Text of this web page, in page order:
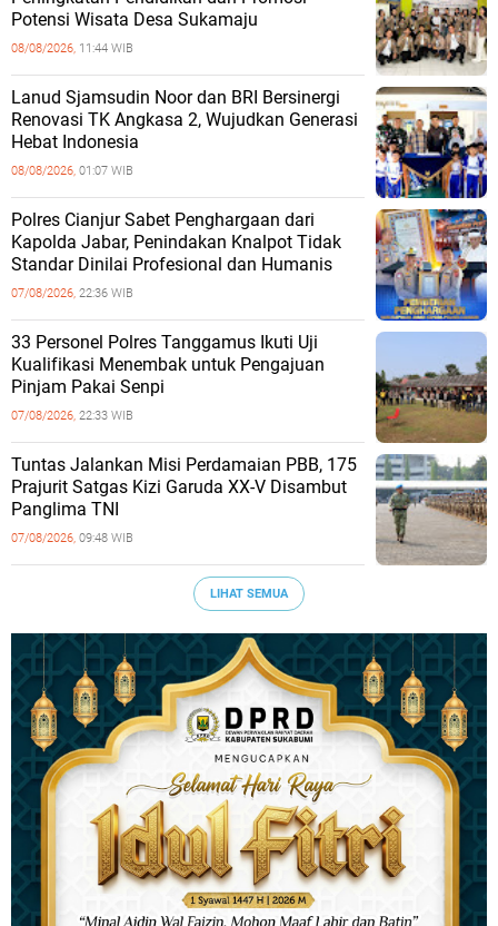
Potensi Wisata Desa Sukamaju
08/08/2026, 11:44 WIB
Lanud Sjamsudin Noor dan BRI Bersinergi
Renovasi TK Angkasa 2, Wujudkan Generasi
Hebat Indonesia
08/08/2026, 01:07 WIB
Polres Cianjur Sabet Penghargaan dari
Kapolda Jabar, Penindakan Knalpot Tidak
Standar Dinilai Profesional dan Humanis
07/08/2026, 22:36 WIB
33 Personel Polres Tanggamus Ikuti Uji
Kualifikasi Menembak untuk Pengajuan
Pinjam Pakai Senpi
07/08/2026, 22:33 WIB
Tuntas Jalankan Misi Perdamaian PBB, 175
Prajurit Satgas Kizi Garuda XX-V Disambut
Panglima TNI
07/08/2026, 09:48 WIB
LIHAT SEMUA